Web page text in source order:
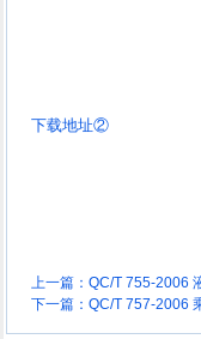
下载地址②
上一篇： QC/T 755-2006
下一篇： QC/T 757-2006